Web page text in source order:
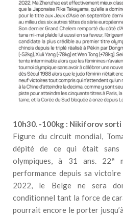
10h30. -100kg : Nikiforov sorti
Figure du circuit mondial,
dépité de ce qui était sans
olympiques, à 31 ans. 22e
performance depuis sa
2022, le Belge ne sera
conditionnel tant la force de
pourrait encore le porter